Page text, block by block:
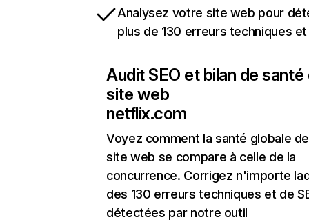
Analysez votre site web pour
plus de 130 erreurs techniques et
Audit SEO et bilan de santé
site web
netflix.com
Voyez comment la santé globale
site web se compare à celle de la
concurrence. Corrigez n'importe
des 130 erreurs techniques et de
détectées par notre outil